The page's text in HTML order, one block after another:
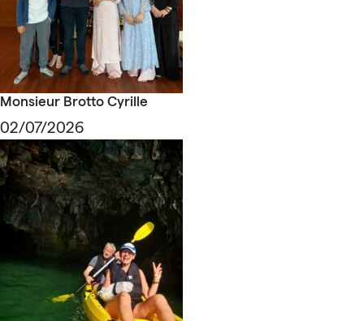
Monsieur Brotto Cyrille
02/07/2026